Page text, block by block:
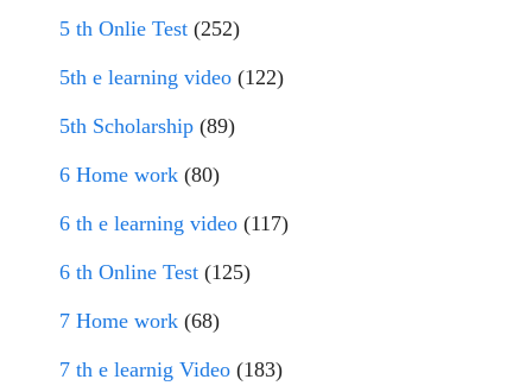
5 th Onlie Test (252)
5th e learning video (122)
5th Scholarship (89)
6 Home work (80)
6 th e learning video (117)
6 th Online Test (125)
7 Home work (68)
7 th e learnig Video (183)